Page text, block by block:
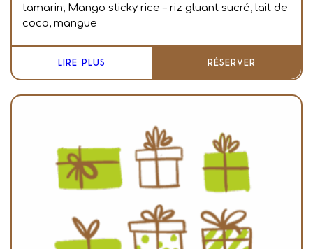
tamarin; Mango sticky rice – riz gluant sucré, lait de
coco, mangue
LIRE PLUS RÉSERVER